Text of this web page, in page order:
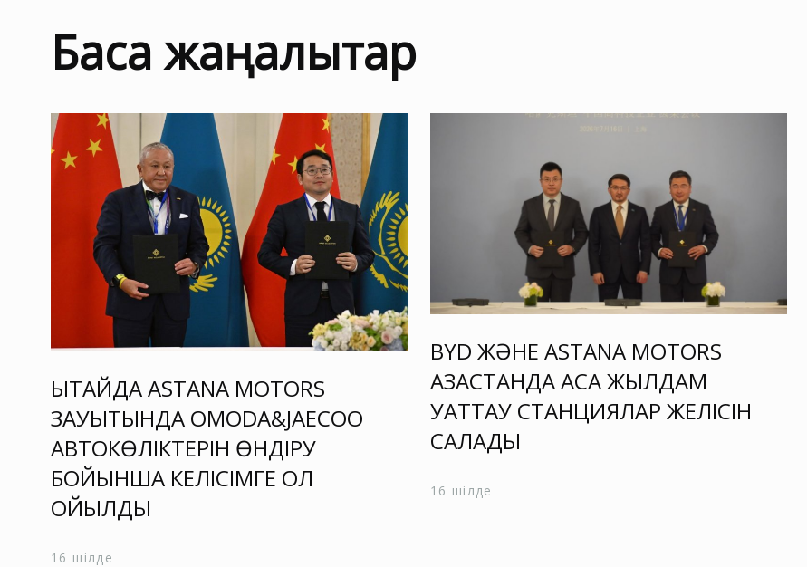
Басқа жаңалықтар
ҚЫТАЙДА ASTANA MOTORS
ЗАУЫТЫНДА OMODA&JAECOO
АВТОКӨЛІКТЕРІН ӨНДІРУ
БОЙЫНША КЕЛІСІМГЕ ҚОЛ
ҚОЙЫЛДЫ
16 шілде
BYD ЖӘНЕ ASTANA MOTORS
ҚАЗАҚСТАНДА АСА ЖЫЛДАМ
ҚУАТТАУ СТАНЦИЯЛАР ЖЕЛІСІН
САЛАДЫ
16 шілде